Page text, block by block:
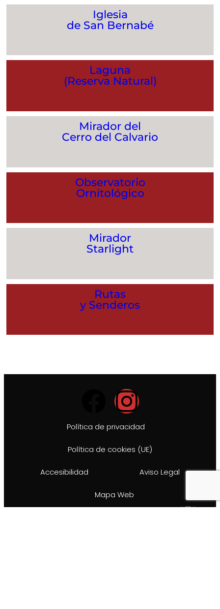
Iglesia
de San Bernabé
Laguna
(Reserva Natural)
Mirador del
Cerro del Calvario
Observatorio
Ornitológico
Mirador
Starlight
Rutas
y Senderos
Política de privacidad
Política de cookies (UE)
Accesibilidad Aviso Legal
Mapa Web